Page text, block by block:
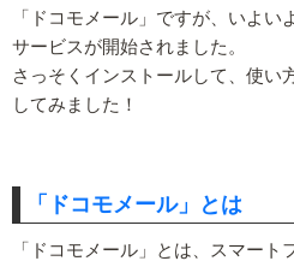
「ドコモメール」ですが、いよい
サービスが開始されました。
さっそくインストールして、使い
してみました！
「ドコモメール」とは
「ドコモメール」とは、スマート